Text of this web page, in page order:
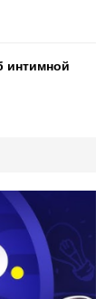
интимной